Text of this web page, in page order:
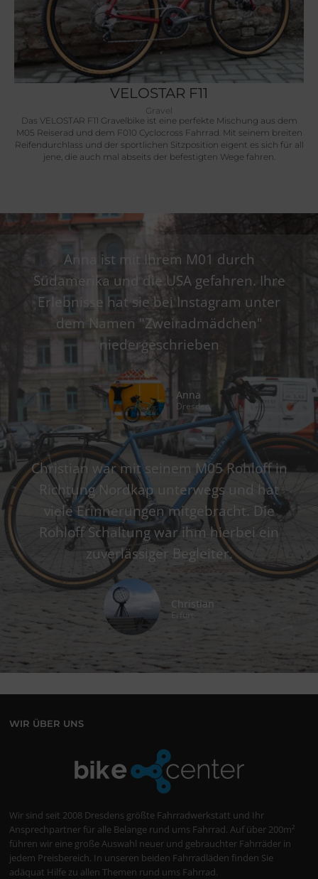
VELOSTAR F11
Gravel
Das VELOSTAR F11 Gravelbike ist eine perfekte Mischung aus dem
M05 Reiserad und dem F010 Cyclocross Fahrrad. Mit seinem breiten
Reifendurchlass und der sportlichen Sitzposition eigent es sich für all
jene, die auch mal abseits der befestigten Wege fahren.
Anna ist mit Ihrem M01 durch
Südamerika und die USA gefahren. Ihre
Erlebnisse hat sie bei Instagram unter
dem Namen "Zweiradmädchen"
niedergeschrieben
Anna
Dresden
Christian war mit seinem M05 Rohloff in
Richtung Nordkap unterwegs und hat
viele Erinnerungen mitgebracht. Die
Rohloff Schaltung war ihm hierbei ein
zuverlässiger Begleiter.
Christian
Erfurt
WIR ÜBER UNS
Wir sind seit 2008 Dresdens größte Fahrradwerkstatt und Ihr
Ansprechpartner für alle Belange rund ums Fahrrad. Auf über 200m²
führen wir eine große Auswahl neuer und gebrauchter Fahrräder in
jedem Preisbereich. In unseren beiden Fahrradläden finden Sie
adäquat Hilfe zu allen Themen rund ums Fahrrad.